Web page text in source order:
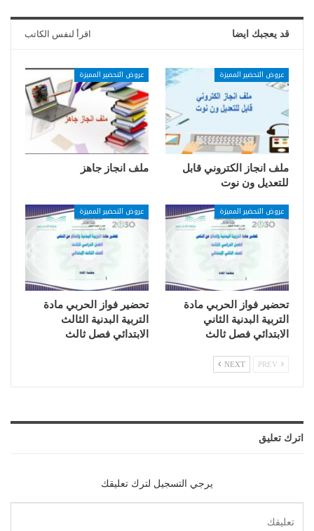
قد يعجبك ايضا اقرأ لنفس الكاتب
عروض التحضير المميزة
ملف انجاز الكتروني قابل
للتعديل ون نوت
عروض التحضير المميزة
ملف انجاز جاهز
عروض التحضير المميزة
تحضير فواز الحربي مادة
التربية البدنية الثاني
الابتدائي فصل ثالث
عروض التحضير المميزة
تحضير فواز الحربي مادة
التربية البدنية الثالث
الابتدائي فصل ثالث
NEXT
اترك تعليق
يرجي التسجيل لترك تعليقك